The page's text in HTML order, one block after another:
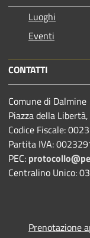
Luoghi
Eventi
CONTATTI
Comune di Dalmine
Piazza della
Codice Fiscale:
Partita IVA:
PEC:
Centralino Unico:
Prenotazione